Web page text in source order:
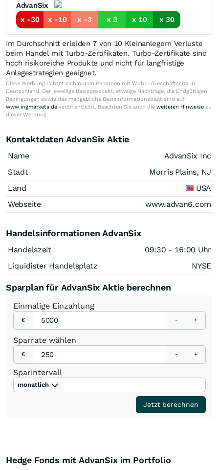
AdvanSix
x -30
x -10 x -3 x 3 x 10 x 30
Im Durchschnitt erleiden 7 von 10 Kleinanlegern Verluste
beim Handel mit Turbo-Zertifikaten. Turbo-Zertifikate sind
hoch risikoreiche Produkte und nicht für langfristige
Anlagestrategien geeignet.
Diese Werbung richtet sich nur an Personen mit Wohn-/Geschäftssitz in
Deutschland. Der jeweilige Basisprospekt, etwaige Nachträge, die Endgültigen
Bedingungen sowie das maßgebliche Basisinformationsblatt sind auf
www.ingmarkets.de veröffentlicht. Beachten Sie auch die weiteren Hinweise zu
dieser Werbung.
Kontaktdaten AdvanSix Aktie
Name
AdvanSix Inc
Stadt
Morris Plains, NJ
Land
USA
Webseite
www.advan6.com
Handelsinformationen AdvanSix
Handelszeit
09:30 - 16:00 Uhr
Liquidister Handelsplatz
NYSE
Sparplan für AdvanSix Aktie berechnen
Einmalige Einzahlung
€ - +
Sparrate wählen
€ - +
Sparintervall
monatlich
Jetzt berechnen
Hedge Fonds mit AdvanSix im Portfolio